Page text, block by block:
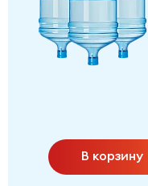
В корзину